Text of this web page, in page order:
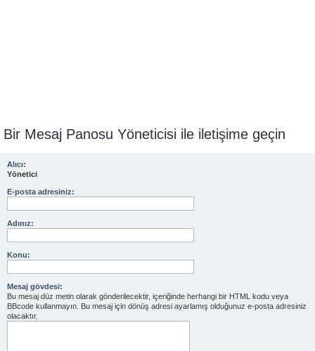
Bir Mesaj Panosu Yöneticisi ile iletişime geçin
Alıcı:
Yönetici
E-posta adresiniz:
Adınız:
Konu:
Mesaj gövdesi:
Bu mesaj düz metin olarak gönderilecektir, içeriğinde herhangi bir HTML kodu veya
BBcode kullanmayın. Bu mesaj için dönüş adresi ayarlamış olduğunuz e-posta adresiniz
olacaktır.